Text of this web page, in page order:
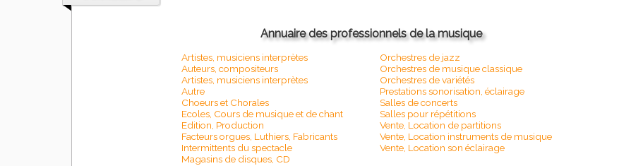
Annuaire des professionnels de la musique
Artistes, musiciens interprètes
Orchestres de jazz
Auteurs, compositeurs
Orchestres de musique classique
Artistes, musiciens interprètes
Orchestres de variétés
Autre
Prestations sonorisation, éclairage
Choeurs et Chorales
Salles de concerts
Ecoles, Cours de musique et de chant
Salles pour répétitions
Edition, Production
Vente, Location de partitions
Facteurs orgues, Luthiers, Fabricants
Vente, Location instruments de musique
Intermittents du spectacle
Vente, Location son éclairage
Magasins de disques, CD